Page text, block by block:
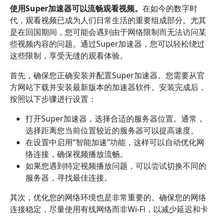
使用Super加速器可以流畅观看视频。 在如今的数字时
代，观看视频已成为人们日常生活的重要组成部分。尤其
是在回国期间，您可能会遇到由于网络限制而无法访问某
些视频内容的问题。通过Super加速器，您可以轻松绕过
这些限制，享受无缝的观看体验。
首先，确保您正确安装并配置Super加速器。您需要从官
方网站下载并安装最新版本的加速器软件。安装完成后，
按照以下步骤进行设置：
打开Super加速器，选择合适的服务器位置。通常，
选择距离您当前位置较近的服务器可以提高速度。
在设置中启用“智能加速”功能，这样可以自动优化网
络连接，确保视频播放流畅。
如果您遇到特定视频播放问题，可以尝试切换不同的
服务器，寻找最佳连接。
其次，优化您的网络环境也是非常重要的。确保您的网络
连接稳定，尽量使用有线网络而非Wi-Fi，以减少延迟和卡